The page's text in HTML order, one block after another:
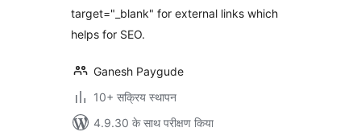
target="_blank" for external links which
helps for SEO.
Ganesh Paygude
10+ सक्रिय स्थापन
4.9.30 के साथ परीक्षण किया